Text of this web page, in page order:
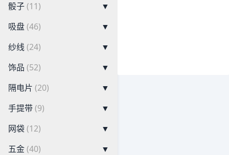
骰子(11)
▼
吸盘(46)
▼
纱线(24)
▼
饰品 (52)
▼
隔电片 (20)
▼
手提带(9)
▼
网袋(12)
▼
五金(40)
▼